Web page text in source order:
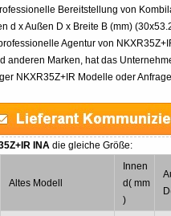
Bereitstellung von
d x Außen D x Breite B (mm)
Agentur von
anderen Marken, hat das
NKXR35Z+IR Modelle oder
INA die gleiche Größe:
Altes Modell
Innen
d( mm
)